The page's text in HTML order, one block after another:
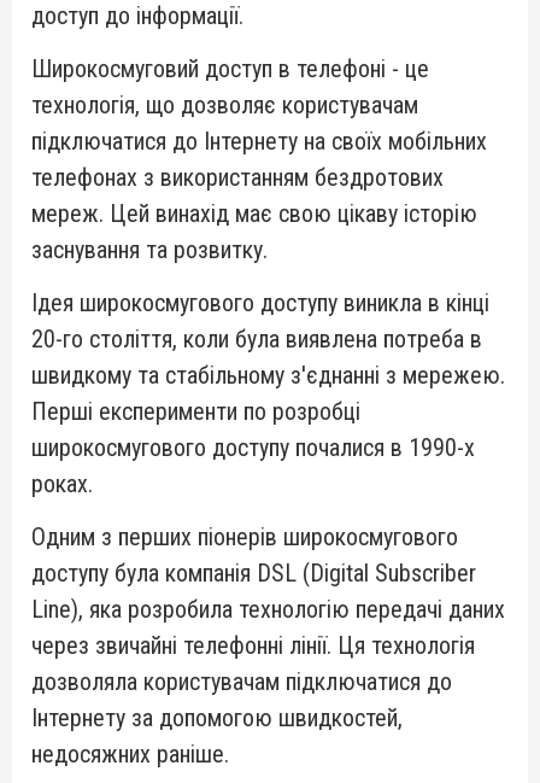
доступ до інформації.
Широкосмуговий доступ в телефоні - це
технологія, що дозволяє користувачам
підключатися до Інтернету на своїх мобільних
телефонах з використанням бездротових
мереж. Цей винахід має свою цікаву історію
заснування та розвитку.
Ідея широкосмугового доступу виникла в кінці
20-го століття, коли була виявлена потреба в
швидкому та стабільному з'єднанні з мережею.
Перші експерименти по розробці
широкосмугового доступу почалися в 1990-х
роках.
Одним з перших піонерів широкосмугового
доступу була компанія DSL (Digital Subscriber
Line), яка розробила технологію передачі даних
через звичайні телефонні лінії. Ця технологія
дозволяла користувачам підключатися до
Інтернету за допомогою швидкостей,
недосяжних раніше.